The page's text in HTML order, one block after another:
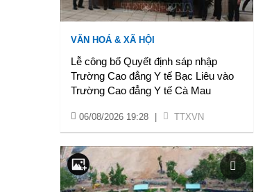
VĂN HOÁ & XÃ HỘI
Lễ công bố Quyết định sáp nhập
Trường Cao đẳng Y tế Bạc Liêu vào
Trường Cao đẳng Y tế Cà Mau
06/08/2026 19:28 TTXVN